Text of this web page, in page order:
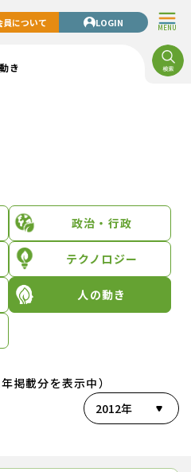
MENU
員について LOGIN
き
政治・行政
テクノロジー
人の動き
掲載分を表示中）
2012年